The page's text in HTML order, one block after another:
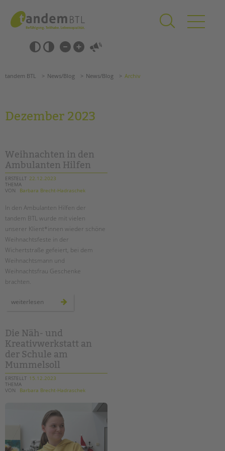
springen
Barrierefrei-
Einstellungen
überspringen
überspringen
Förderzentren
Kollegs
EFöB
Schulbezogene Sozialarbeit
HILFEN ZUR ERZIEHUNG
EINGLIEDERUNGSHILFE
BETREUTES WOHNEN
Zertfikatskurse
Seminarräume
STADTTEILARBEIT
PROFIL | LEITBILD
Bereiche im Überblick
Unsere Videos
Gesellschafter VdK
schoolcoach BTL
Suchen
tandem BTL News/Blog News/Blog Archiv
Dezember 2023
Weihnachten in den
Ambulanten Hilfen
ERSTELLT 22.12.2023
THEMA
VON
Barbara Brecht-Hadraschek
In den Ambulanten Hilfen der
tandem BTL wurde mit vielen
unserer Klient*innen wieder schöne
Weihnachtsfeste in der
Wichertstraße gefeiert, bei dem
Weihnachtsmann und
Weihnachtsfrau Geschenke
brachten.
weiterlesen weihnachten
Die Näh- und
Kreativwerkstatt an
der Schule am
Mummelsoll
ERSTELLT 15.12.2023
THEMA
VON
Barbara Brecht-Hadraschek